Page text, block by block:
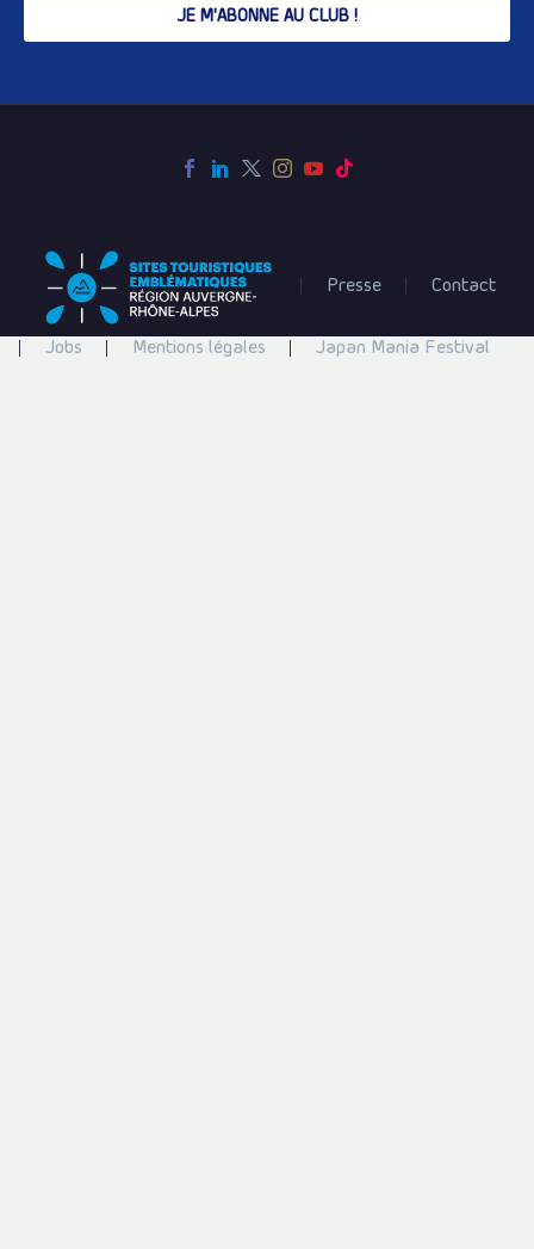
JE M'ABONNE AU CLUB !
Presse Contact
Jobs Mentions légales Japan Mania Festival